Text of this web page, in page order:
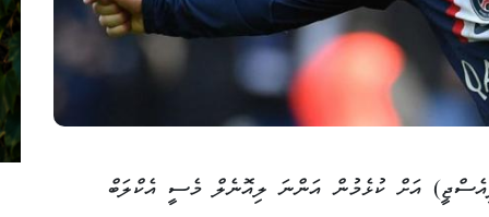
އަށް ކުޅެމުން އަންނަ ލިއޮނެލް މެސީ އެކްލަބް